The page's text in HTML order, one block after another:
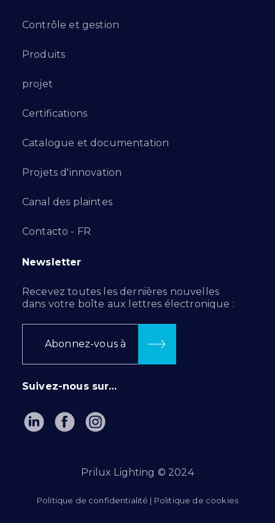
Contrôle et gestion
Produits
projet
Certifications
Catalogue et documentation
Projets d'innovation
Canal des plaintes
Contacto - FR
Newsletter
Recevez toutes les dernières nouvelles
dans votre boîte aux lettres électronique :
Abonnez-vous à
Suivez-nous sur…
Prilux Lighting © 2024
Politique de confidentialité | Politique de cookies